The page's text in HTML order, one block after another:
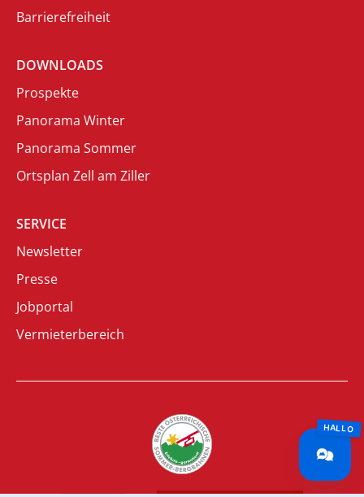
Barrierefreiheit
DOWNLOADS
Prospekte
Panorama Winter
Panorama Sommer
Ortsplan Zell am Ziller
SERVICE
Newsletter
Presse
Jobportal
Vermieterbereich